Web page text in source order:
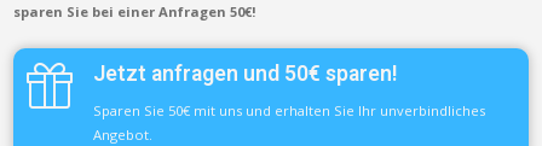
sparen Sie bei einer Anfragen 50€!
Jetzt anfragen und 50€ sparen!
Sparen Sie 50€ mit uns und erhalten Sie Ihr unverbindliches
Angebot.